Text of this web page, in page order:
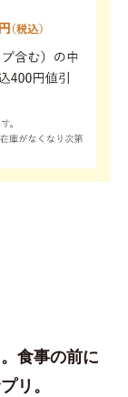
食事の前に
リ。